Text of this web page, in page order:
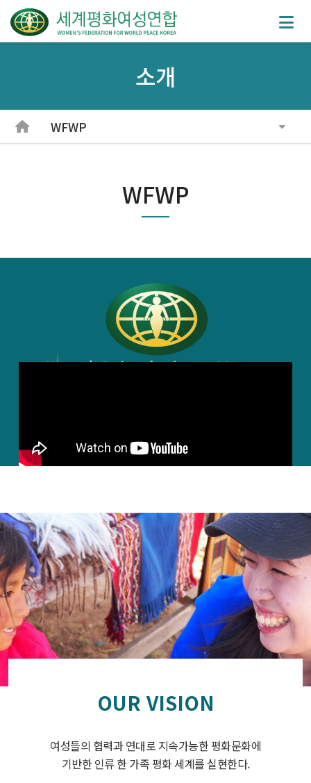
소개
WFWP
WFWP
OUR VISION
여성들의 협력과 연대로 지속가능한 평화문화에
기반한 인류 한 가족 평화 세계를 실현한다.